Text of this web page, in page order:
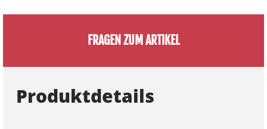
FRAGEN ZUM ARTIKEL
Produktdetails